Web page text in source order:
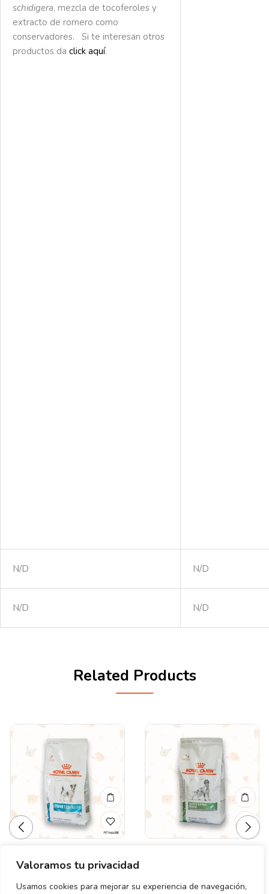
Valoramos tu privacidad
Usamos cookies para mejorar su experiencia de navegación,
schidigera, mezcla de tocoferoles y
extracto de romero como
conservadores. Si te interesan otros
productos da click aquí.
N/D N/D
N/D N/D
Related Products
Valorado
0
ROYAL CANIN
HYDROLYZED PROTEIN
0
SUPPORT 3.5 KG